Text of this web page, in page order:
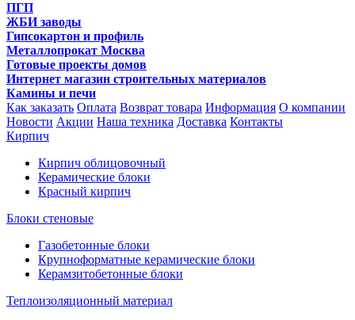
ПГП
ЖБИ заводы
Гипсокартон и профиль
Металлопрокат Москва
Готовые проекты домов
Интернет магазин строительных материалов
Камины и печи
Как заказать Оплата Возврат товара Информация О компании
Новости Акции Наша техника Доставка Контакты
Кирпич
Кирпич облицовочный
Керамические блоки
Красный кирпич
Блоки стеновые
Газобетонные блоки
Крупноформатные керамические блоки
Керамзитобетонные блоки
Теплоизоляционный материал